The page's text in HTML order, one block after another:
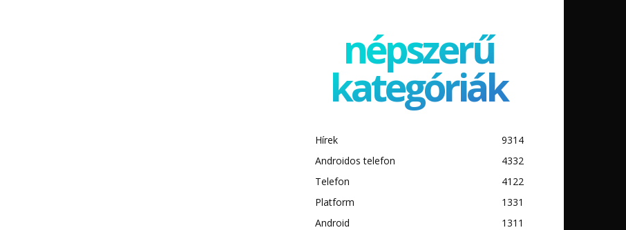
népszerű
kategóriák
Hírek
9314
Androidos telefon
4332
Telefon
4122
Platform
1331
Android
1311